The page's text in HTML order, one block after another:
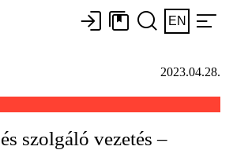
EN
2023.04.28.
szolgáló vezetés –